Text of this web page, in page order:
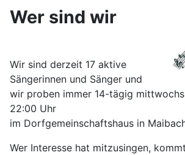
Wer sind wir
Wir sind derzeit 17 aktive
Sängerinnen und Sänger und
wir proben immer 14-tägig
22:00 Uhr
im Dorfgemeinschaftshaus in
Wer Interesse hat mitzusingen,